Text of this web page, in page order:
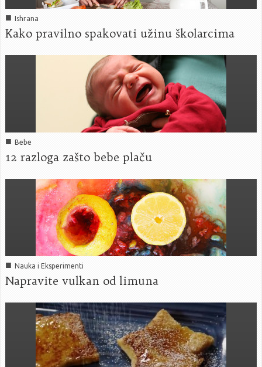
■ Ishrana
Kako pravilno spakovati užinu školarcima
■ Bebe
12 razloga zašto bebe plaču
■ Nauka i Eksperimenti
Napravite vulkan od limuna